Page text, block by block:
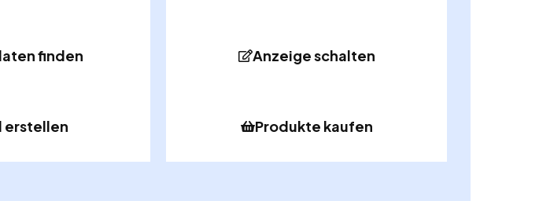
finden
erstellen
Anzeige schalten
Produkte kaufen